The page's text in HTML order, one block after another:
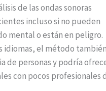
de las ondas sonoras
incluso si no pueden
mental o están en peligro.
idiomas, el método
de personas y podría
con pocos profesionales